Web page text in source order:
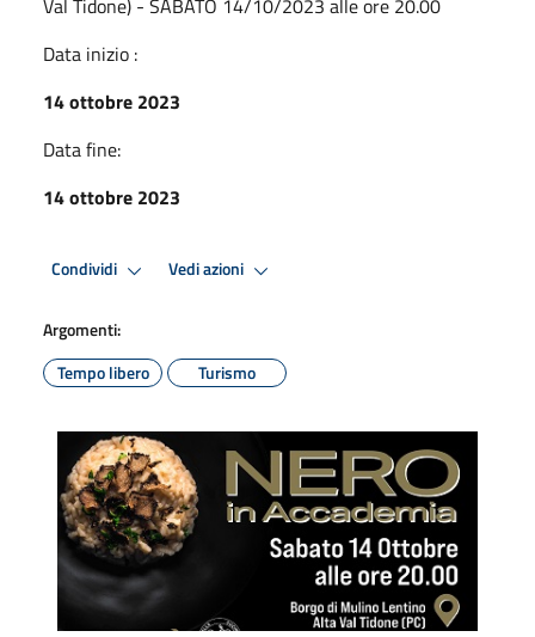
Data inizio :
14 ottobre 2023
Data fine:
14 ottobre 2023
Condividi Vedi azioni
Argomenti:
Tempo libero
Turismo